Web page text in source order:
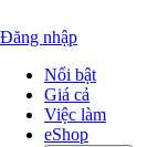
Đăng nhập
Nổi bật
Giá cả
Việc làm
eShop